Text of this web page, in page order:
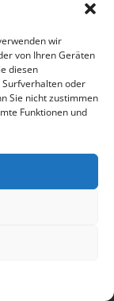
wir
von Ihren Geräten
diesen
oder
Sie nicht zustimmen
Funktionen und
von